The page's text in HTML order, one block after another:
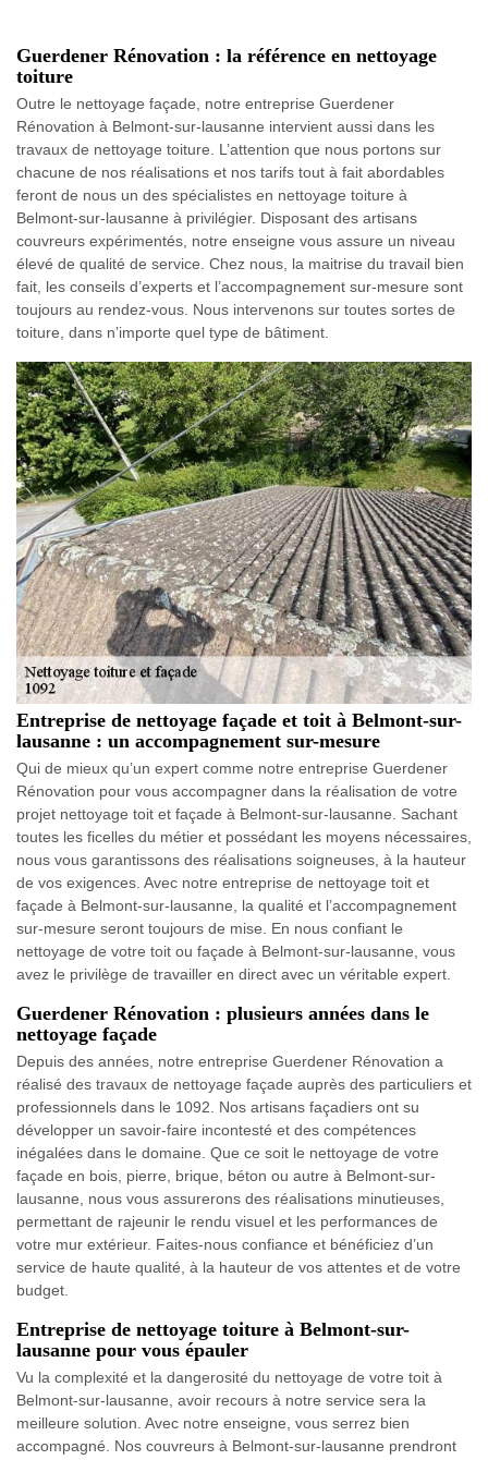
Guerdener Rénovation : la référence en nettoyage
toiture
Outre le nettoyage façade, notre entreprise Guerdener
Rénovation à Belmont-sur-lausanne intervient aussi dans les
travaux de nettoyage toiture. L’attention que nous portons sur
chacune de nos réalisations et nos tarifs tout à fait abordables
feront de nous un des spécialistes en nettoyage toiture à
Belmont-sur-lausanne à privilégier. Disposant des artisans
couvreurs expérimentés, notre enseigne vous assure un niveau
élevé de qualité de service. Chez nous, la maitrise du travail bien
fait, les conseils d’experts et l’accompagnement sur-mesure sont
toujours au rendez-vous. Nous intervenons sur toutes sortes de
toiture, dans n’importe quel type de bâtiment.
Entreprise de nettoyage façade et toit à Belmont-sur-
lausanne : un accompagnement sur-mesure
Qui de mieux qu’un expert comme notre entreprise Guerdener
Rénovation pour vous accompagner dans la réalisation de votre
projet nettoyage toit et façade à Belmont-sur-lausanne. Sachant
toutes les ficelles du métier et possédant les moyens nécessaires,
nous vous garantissons des réalisations soigneuses, à la hauteur
de vos exigences. Avec notre entreprise de nettoyage toit et
façade à Belmont-sur-lausanne, la qualité et l’accompagnement
sur-mesure seront toujours de mise. En nous confiant le
nettoyage de votre toit ou façade à Belmont-sur-lausanne, vous
avez le privilège de travailler en direct avec un véritable expert.
Guerdener Rénovation : plusieurs années dans le
nettoyage façade
Depuis des années, notre entreprise Guerdener Rénovation a
réalisé des travaux de nettoyage façade auprès des particuliers et
professionnels dans le 1092. Nos artisans façadiers ont su
développer un savoir-faire incontesté et des compétences
inégalées dans le domaine. Que ce soit le nettoyage de votre
façade en bois, pierre, brique, béton ou autre à Belmont-sur-
lausanne, nous vous assurerons des réalisations minutieuses,
permettant de rajeunir le rendu visuel et les performances de
votre mur extérieur. Faites-nous confiance et bénéficiez d’un
service de haute qualité, à la hauteur de vos attentes et de votre
budget.
Entreprise de nettoyage toiture à Belmont-sur-
lausanne pour vous épauler
Vu la complexité et la dangerosité du nettoyage de votre toit à
Belmont-sur-lausanne, avoir recours à notre service sera la
meilleure solution. Avec notre enseigne, vous serrez bien
accompagné. Nos couvreurs à Belmont-sur-lausanne prendront